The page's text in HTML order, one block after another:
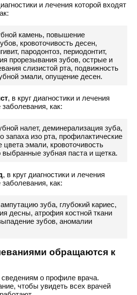
и лечения которой входят
камень, повышение
кровоточивость десен,
пародонтоз, периодонтит,
прорезывания зубов, острые и
слизистой рта, подвижность
эмали, опущение десен.
, в круг диагностики и лечения
заболевания, как:
налет, деминерализация зуба,
запаха изо рта, профилактические
эмали, кровоточивость
выбранные зубная паста и щетка.
, в круг диагностики и лечения
заболевания, как:
зуба, глубокий кариес,
десны, атрофия костной ткани
зубов, аномалии
обращаются к
о профиле врача.
чтобы увидеть всех врачей